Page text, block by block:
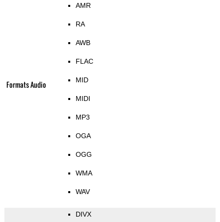
Formats Audio
AMR
RA
AWB
FLAC
MID
MIDI
MP3
OGA
OGG
WMA
WAV
DIVX